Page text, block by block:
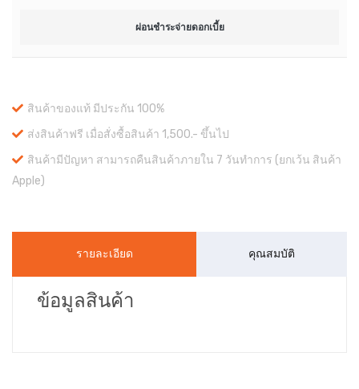
ผ่อนชำระจ่ายดอกเบี้ย
สินค้าของแท้ มีประกัน 100%
ส่งสินค้าฟรี เมื่อสั่งซื้อสินค้า 1,500.- ขึ้นไป
สินค้ามีปัญหา สามารถคืนสินค้าภายใน 7 วันทำการ (ยกเว้น สินค้า
Apple)
รายละเอียด คุณสมบัติ
ข้อมูลสินค้า